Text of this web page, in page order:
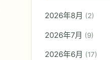
2026年8月 (2)
2026年7月 (9)
2026年6月 (17)